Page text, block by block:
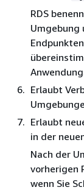
RDS
Umgebung
Erlaubt
Erlaubt
in der
Nach der
vorherigen
wenn Sie